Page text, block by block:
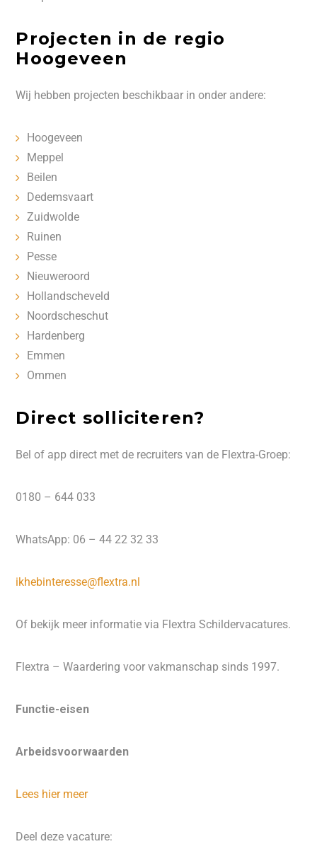
Projecten in de regio
Hoogeveen
Wij hebben projecten beschikbaar in onder andere:
Hoogeveen
Meppel
Beilen
Dedemsvaart
Zuidwolde
Ruinen
Pesse
Nieuweroord
Hollandscheveld
Noordscheschut
Hardenberg
Emmen
Ommen
Direct solliciteren?
Bel of app direct met de recruiters van de Flextra-Groep:
0180 – 644 033
WhatsApp: 06 – 44 22 32 33
ikhebinteresse@flextra.nl
Of bekijk meer informatie via Flextra Schildervacatures.
Flextra – Waardering voor vakmanschap sinds 1997.
Functie-eisen
Arbeidsvoorwaarden
Lees hier meer
Deel deze vacature: